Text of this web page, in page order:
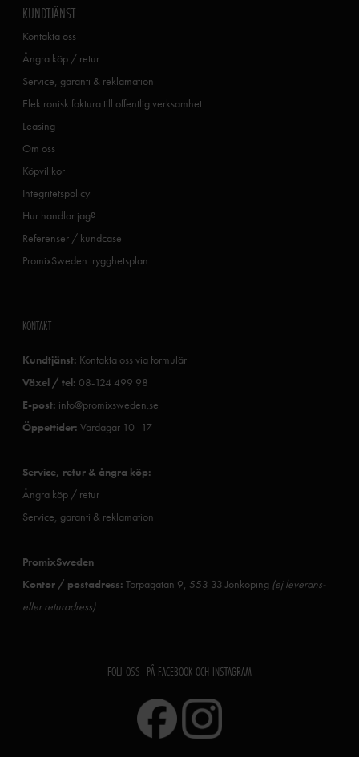
KUNDTJÄNST
Kontakta oss
Ångra köp / retur
Service, garanti & reklamation
Elektronisk faktura till offentlig verksamhet
Leasing
Om oss
Köpvillkor
Integritetspolicy
Hur handlar jag?
Referenser / kundcase
PromixSweden trygghetsplan
KONTAKT
Kundtjänst: Kontakta oss via formulär
Växel / tel: 08-124 499 98
E-post: info@promixsweden.se
Öppettider: Vardagar 10–17
Service, retur & ångra köp:
Ångra köp / retur
Service, garanti & reklamation
PromixSweden
Kontor / postadress: Torpagatan 9, 553 33 Jönköping (ej leverans-
eller returadress)
FÖLJ OSS PÅ FACEBOOK OCH INSTAGRAM